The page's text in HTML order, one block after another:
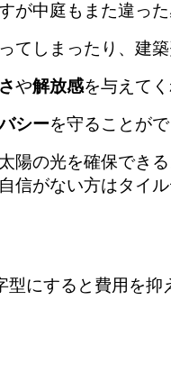
が中庭もまた違っ
てしまったり、建
や解放感を与えてく
シーを守ることが
陽の光を確保でき
信がない方はタイ
にすると費用を抑